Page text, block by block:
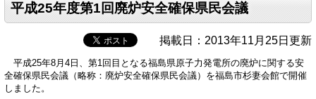
平成25年度第1回廃炉安全確保県民会議
掲載日：2013年11月25日更新
平成25年8月4日、第1回目となる福島県原子力発電所の廃炉に関する安
全確保県民会議（略称：廃炉安全確保県民会議）を福島市杉妻会館で開催
しました。